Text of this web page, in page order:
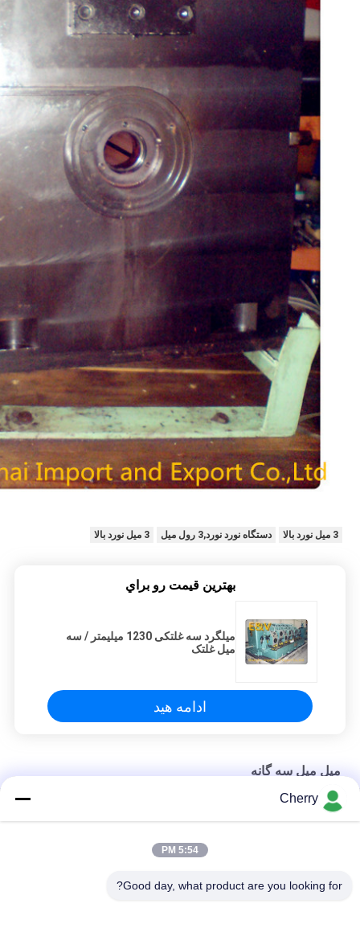
3 میل نورد بالا دستگاه نورد نورد,3 رول میل 3 میل نورد بالا
بهترين قيمت رو براي
میلگرد سه غلتکی 1230 میلیمتر / سه
میل غلتک
ادامه هید
میل میل سه گانه
سیم کربن مس سیم سرد سه رول Mill / Y نوع سیم سرد نورد سرد
Cherry
5:54 PM
Good day, what product are you looking for?